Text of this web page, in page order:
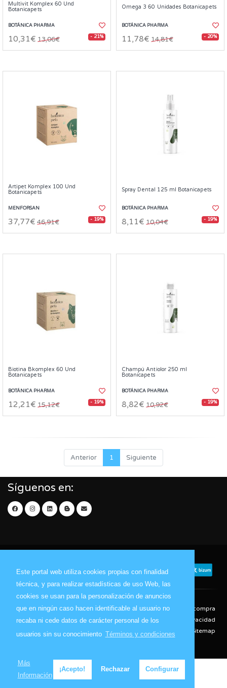
Este portal web utiliza cookies propias con finalidad
técnica, y para realizar estadísticas de uso Web, las
cookies se usan para la personalización de anuncios
que en ningún caso hacen identificable al usuario no
recaba ni cede datos de carácter personal de los
usuarios sin su conocimiento Términos y condiciones
Más
Información
¡Acepto! Rechazar Configurar
Multivit Komplex 60 Und
Botanicapets
BOTÁNICA PHARMA
10,31€ 13,06€ - 21%
Omega 3 60 Unidades Botanicapets
BOTÁNICA PHARMA
11,78€ 14,81€ - 20%
Artipet Komplex 100 Und
Botanicapets
MENFORSAN
37,77€ 46,91€ - 19%
Spray Dental 125 ml Botanicapets
BOTÁNICA PHARMA
8,11€ 10,04€ - 19%
Biotina Bkomplex 60 Und
Botanicapets
BOTÁNICA PHARMA
12,21€ 15,12€ - 19%
Champú Antiolor 250 ml
Botanicapets
BOTÁNICA PHARMA
8,82€ 10,92€ - 19%
Anterior 1 Siguiente
Síguenos en:
Contacto Aviso Legal
Condiciones de compra
Política de envíos
Política de devolución
Política de Privacidad
Política de Cookies
Sitemap